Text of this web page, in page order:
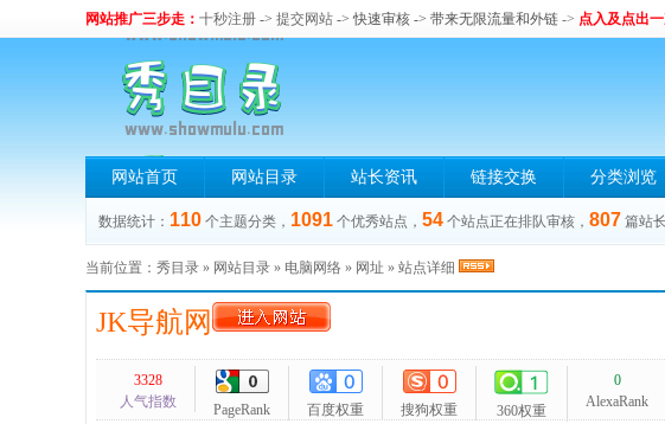
网站推广三步走： 十秒注册 -> 提交网站 -> 快速审核 -> 带来无限流量和外链 -> 点入及点出
网站首页 网站目录 站长资讯 链接交换 分类浏览
数据统计： 110 个主题分类， 1091 个优秀站点， 54 个站点正在排队审核， 807 篇站
当前位置： 秀目录 » 网站目录 » 电脑网络 » 网址 » 站点详细
JK导航网
3328
人气指数
PageRank 百度权重 搜狗权重 360权重
0
AlexaRank